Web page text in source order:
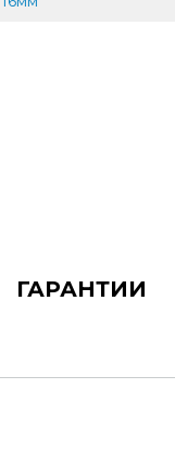
ГАРАНТИИ